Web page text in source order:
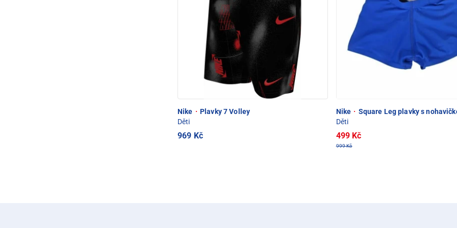
Nike · Plavky 7 Volley
Děti
969 Kč
Nike · Square Leg plavky s
Děti
499 Kč
999 Kč